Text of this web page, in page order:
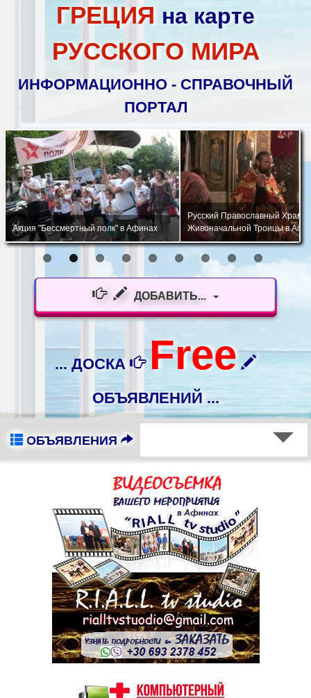
ГРЕЦИЯ на карте
РУССКОГО МИРА
ИНФОРМАЦИОННО - СПРАВОЧНЫЙ
ПОРТАЛ
Акция "Бессмертный полк" в Афинах
Русский Православный Храм
Живоначальной Троицы в
ДОБАВИТЬ...
... ДОСКА Free
ОБЪЯВЛЕНИЙ ...
ОБЪЯВЛЕНИЯ